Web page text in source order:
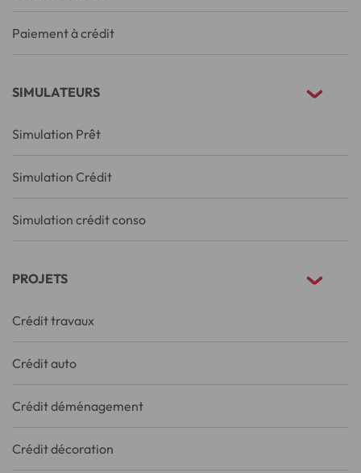
Paiement à crédit
SIMULATEURS
Simulation Prêt
Simulation Crédit
Simulation crédit conso
PROJETS
Crédit travaux
Crédit auto
Crédit déménagement
Crédit décoration